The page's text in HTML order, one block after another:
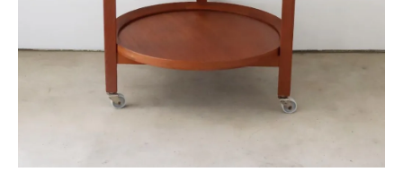
ラッピングについて
メールマガジン